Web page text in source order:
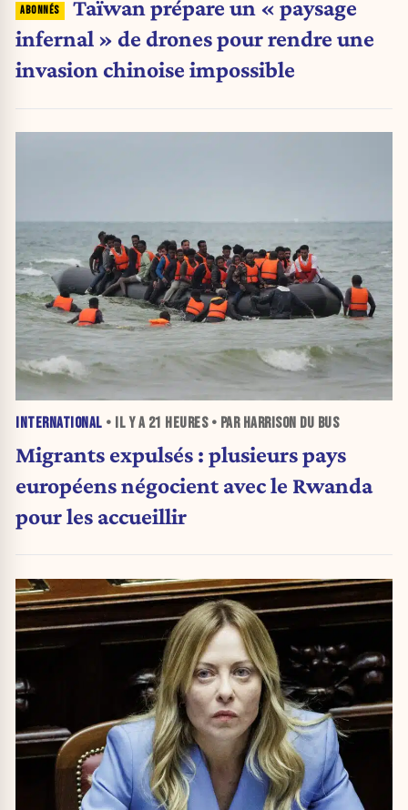
Taïwan prépare un « paysage
infernal » de drones pour rendre une
invasion chinoise impossible
INTERNATIONAL • IL Y A 21 HEURES• PAR HARRISON DU BUS
Migrants expulsés : plusieurs pays
européens négocient avec le Rwanda
pour les accueillir